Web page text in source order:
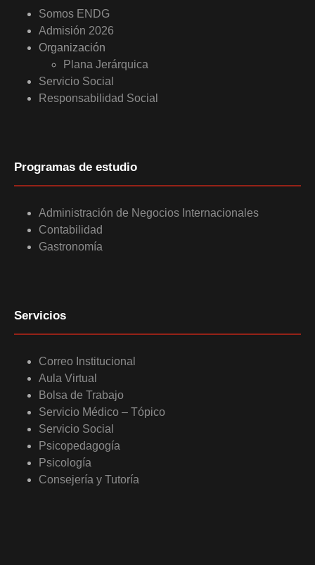
Somos ENDG
Admisión 2026
Organización
Plana Jerárquica
Servicio Social
Responsabilidad Social
Programas de estudio
Administración de Negocios Internacionales
Contabilidad
Gastronomía
Servicios
Correo Institucional
Aula Virtual
Bolsa de Trabajo
Servicio Médico – Tópico
Servicio Social
Psicopedagogía
Psicología
Consejería y Tutoría